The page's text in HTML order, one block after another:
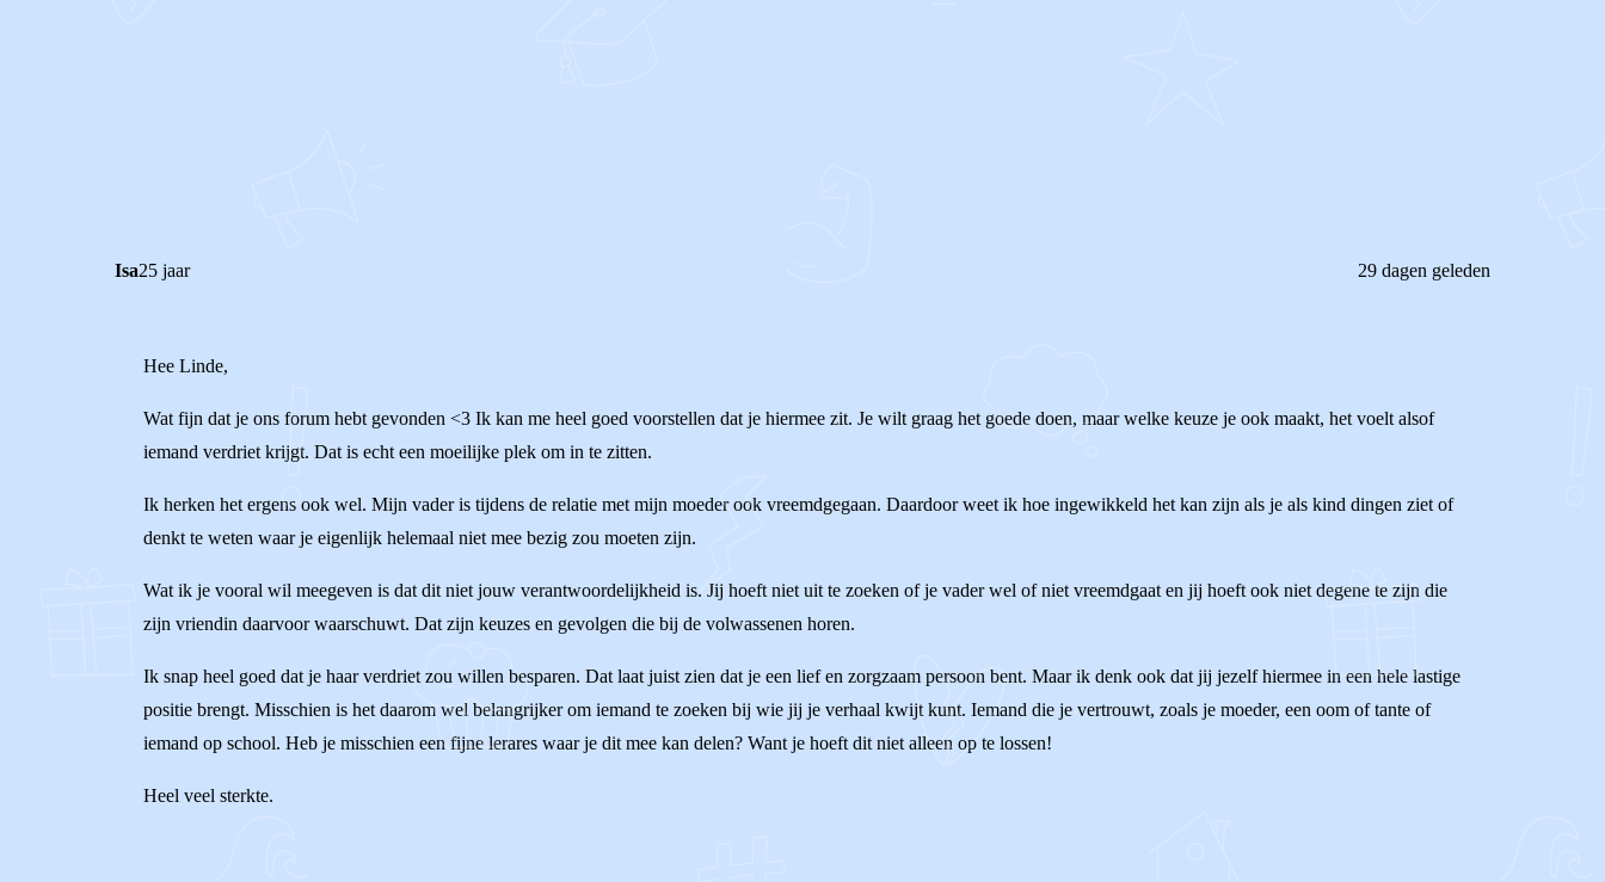
Isa25 jaar 29 dagen geleden
Hee Linde,
Wat fijn dat je ons forum hebt gevonden <3 Ik kan me heel goed voorstellen dat je hiermee zit. Je wilt graag het goede doen, maar welke keuze je ook maakt, het voelt alsof
iemand verdriet krijgt. Dat is echt een moeilijke plek om in te zitten.
Ik herken het ergens ook wel. Mijn vader is tijdens de relatie met mijn moeder ook vreemdgegaan. Daardoor weet ik hoe ingewikkeld het kan zijn als je als kind dingen ziet of
denkt te weten waar je eigenlijk helemaal niet mee bezig zou moeten zijn.
Wat ik je vooral wil meegeven is dat dit niet jouw verantwoordelijkheid is. Jij hoeft niet uit te zoeken of je vader wel of niet vreemdgaat en jij hoeft ook niet degene te zijn die
zijn vriendin daarvoor waarschuwt. Dat zijn keuzes en gevolgen die bij de volwassenen horen.
Ik snap heel goed dat je haar verdriet zou willen besparen. Dat laat juist zien dat je een lief en zorgzaam persoon bent. Maar ik denk ook dat jij jezelf hiermee in een hele lastige
positie brengt. Misschien is het daarom wel belangrijker om iemand te zoeken bij wie jij je verhaal kwijt kunt. Iemand die je vertrouwt, zoals je moeder, een oom of tante of
iemand op school. Heb je misschien een fijne lerares waar je dit mee kan delen? Want je hoeft dit niet alleen op te lossen!
Heel veel sterkte.